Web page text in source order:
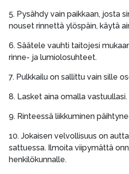
5. Pysähdy vain paikkaan, josta
nouset rinnettä ylöspäin, käytä
6. Säätele vauhti taitojesi
rinne- ja lumiolosuhteet.
7. Pulkkailu on sallittu vain sille
8. Lasket aina omalla vastuullasi.
9. Rinteessä liikkuminen
10. Jokaisen velvollisuus on
sattuessa. Ilmoita viipymättä
henkilökunnalle.